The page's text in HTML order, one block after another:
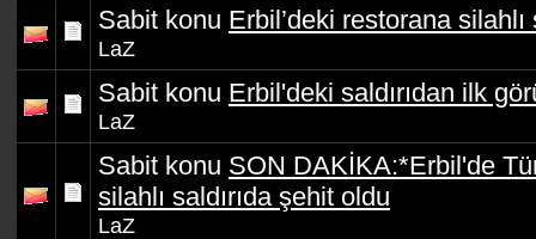
Sabit konu Erbil’deki restorana silahlı
LaZ
Sabit konu Erbil'deki saldırıdan ilk
LaZ
Sabit konu SON DAKİKA:*Erbil'de
silahlı saldırıda şehit oldu
LaZ